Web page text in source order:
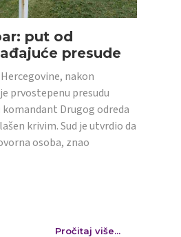
put od
presude
nakon
prvostepenu presudu
Drugog odreda
krivim. Sud je utvrdio da
osoba, znao
Pročitaj više...